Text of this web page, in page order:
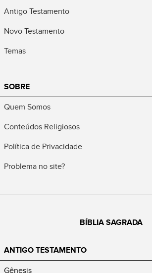
Antigo Testamento
Novo Testamento
Temas
SOBRE
Quem Somos
Conteúdos Religiosos
Política de Privacidade
Problema no site?
BÍBLIA SAGRADA
ANTIGO TESTAMENTO
Gênesis